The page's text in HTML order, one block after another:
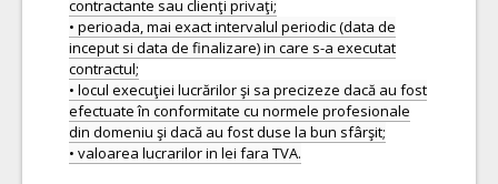
contractante sau clienţi privaţi;
• perioada, mai exact intervalul periodic (data de
inceput si data de finalizare) in care s-a executat
contractul;
• locul execuţiei lucrărilor şi sa precizeze dacă au fost
efectuate în conformitate cu normele profesionale
din domeniu şi dacă au fost duse la bun sfârşit;
• valoarea lucrarilor in lei fara TVA.